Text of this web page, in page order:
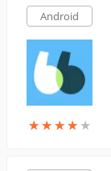
Android
★★★★ ★
★★★★ ★